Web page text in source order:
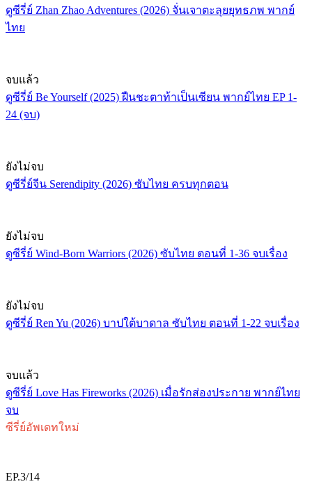
ดูซีรี่ย์ Zhan Zhao Adventures (2026) จั่นเจาตะลุยยุทธภพ พากย์
ไทย
จบแล้ว
ดูซีรี่ย์ Be Yourself (2025) ฝืนชะตาท้าเป็นเซียน พากย์ไทย EP 1-
24 (จบ)
ยังไม่จบ
ดูซีรี่ย์จีน Serendipity (2026) ซับไทย ครบทุกตอน
ยังไม่จบ
ดูซีรี่ย์ Wind-Born Warriors (2026) ซับไทย ตอนที่ 1-36 จบเรื่อง
ยังไม่จบ
ดูซีรี่ย์ Ren Yu (2026) บาปใต้บาดาล ซับไทย ตอนที่ 1-22 จบเรื่อง
จบแล้ว
ดูซีรี่ย์ Love Has Fireworks (2026) เมื่อรักส่องประกาย พากย์ไทย
จบ
ซีรี่ย์อัพเดทใหม่
EP.3/14